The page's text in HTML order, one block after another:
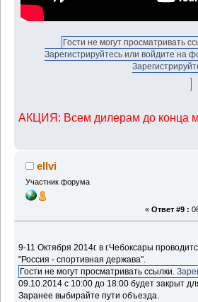
Гости не могут просматривать
Зарегистрируйтесь иливойдите на
АКЦИЯ: Всем дилерам до конца
ellvi
Участник форума
« Ответ #9 :
9-11 Октября 2014г. в г.Чебоксары
"Россия - спортивная держава".
Гости не могут просматривать ссылки.
09.10.2014 с 10:00 до 18:00 будет закрыт
Заранее выбирайте пути объезда.